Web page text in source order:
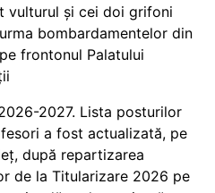
vulturul și cei doi grifoni
bombardamentelor din
frontonul Palatului
2027. Lista posturilor
a fost actualizată, pe
după repartizarea
de la Titularizare 2026 pe